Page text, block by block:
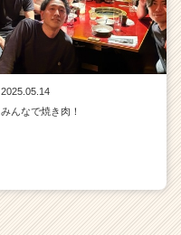
2025.05.14
みんなで焼き肉！